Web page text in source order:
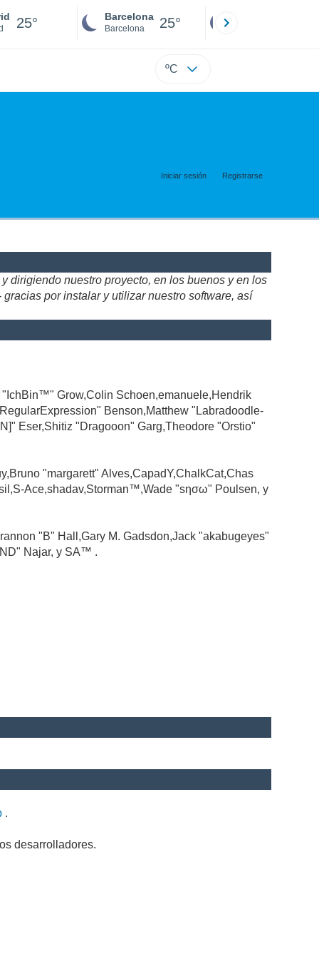
25° Barcelona
Barcelona 25°
ºC
Iniciar sesión Registrarse
dirigiendo nuestro proyecto, en los buenos y en los
por instalar y utilizar nuestro software, así
Grow,Colin Schoen,emanuele,Hendrik
Benson,Matthew "Labradoodle-
Eser,Shitiz "Dragooon" Garg,Theodore "Orstio"
"margarett" Alves,CapadY,ChalkCat,Chas
Ace,shadav,Storman™,Wade "sησω" Poulsen, y
"B" Hall,Gary M. Gadsdon,Jack "akabugeyes"
Najar, y SA™ .
.
desarrolladores.